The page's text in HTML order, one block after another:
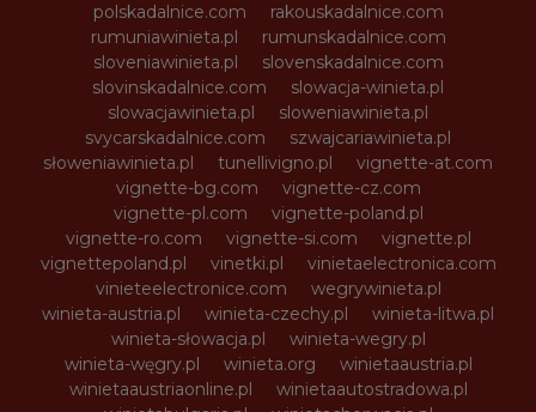
polskadalnice.com
rakouskadalnice.com
rumuniawinieta.pl
rumunskadalnice.com
sloveniawinieta.pl
slovenskadalnice.com
slovinskadalnice.com
slowacja-winieta.pl
slowacjawinieta.pl
sloweniawinieta.pl
svycarskadalnice.com
szwajcariawinieta.pl
słoweniawinieta.pl
tunellivigno.pl
vignette-at.com
vignette-bg.com
vignette-cz.com
vignette-pl.com
vignette-poland.pl
vignette-ro.com
vignette-si.com
vignette.pl
vignettepoland.pl
vinetki.pl
vinietaelectronica.com
vinieteelectronice.com
wegrywinieta.pl
winieta-austria.pl
winieta-czechy.pl
winieta-litwa.pl
winieta-słowacja.pl
winieta-wegry.pl
winieta-węgry.pl
winieta.org
winietaaustria.pl
winietaaustriaonline.pl
winietaautostradowa.pl